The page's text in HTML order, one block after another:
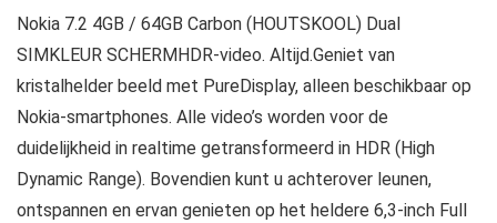
Nokia 7.2 4GB / 64GB Carbon (HOUTSKOOL) Dual
SIMKLEUR SCHERMHDR-video. Altijd.Geniet van
kristalhelder beeld met PureDisplay, alleen beschikbaar op
Nokia-smartphones. Alle video’s worden voor de
duidelijkheid in realtime getransformeerd in HDR (High
Dynamic Range). Bovendien kunt u achterover leunen,
ontspannen en ervan genieten op het heldere 6,3-inch Full